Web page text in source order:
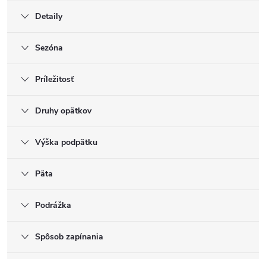
Detaily
Sezóna
Príležitosť
Druhy opätkov
Výška podpätku
Päta
Podrážka
Spôsob zapínania